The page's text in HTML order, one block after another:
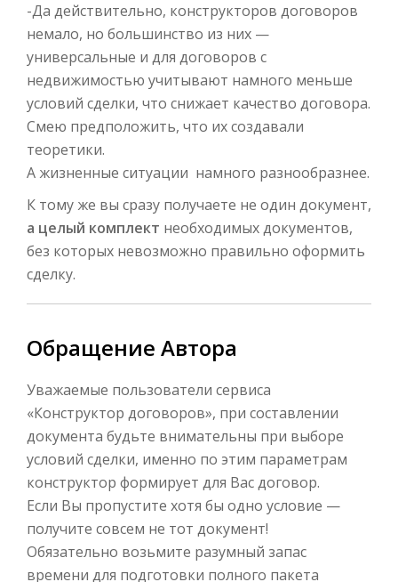
-Да действительно, конструкторов договоров
немало, но большинство из них —
универсальные и для договоров с
недвижимостью учитывают намного меньше
условий сделки, что снижает качество договора.
Смею предположить, что их создавали
теоретики.
А жизненные ситуации намного разнообразнее.
К тому же вы сразу получаете не один документ,
а целый комплект необходимых документов,
без которых невозможно правильно оформить
сделку.
Обращение Автора
Уважаемые пользователи сервиса
«Конструктор договоров», при составлении
документа будьте внимательны при выборе
условий сделки, именно по этим параметрам
конструктор формирует для Вас договор.
Если Вы пропустите хотя бы одно условие —
получите совсем не тот документ!
Обязательно возьмите разумный запас
времени для подготовки полного пакета